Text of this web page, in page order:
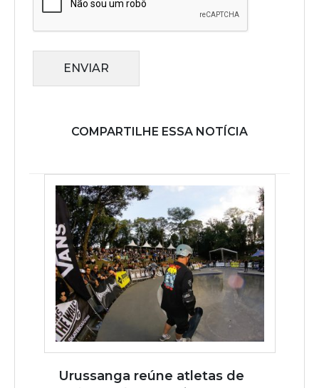
ENVIAR
COMPARTILHE ESSA NOTÍCIA
Urussanga reúne atletas de